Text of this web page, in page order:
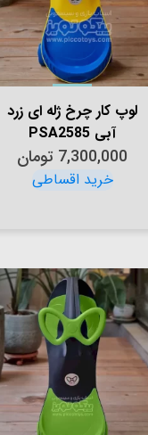
لوپ کار چرخ ژله ای زرد
آبی PSA2585
7,300,000 تومان